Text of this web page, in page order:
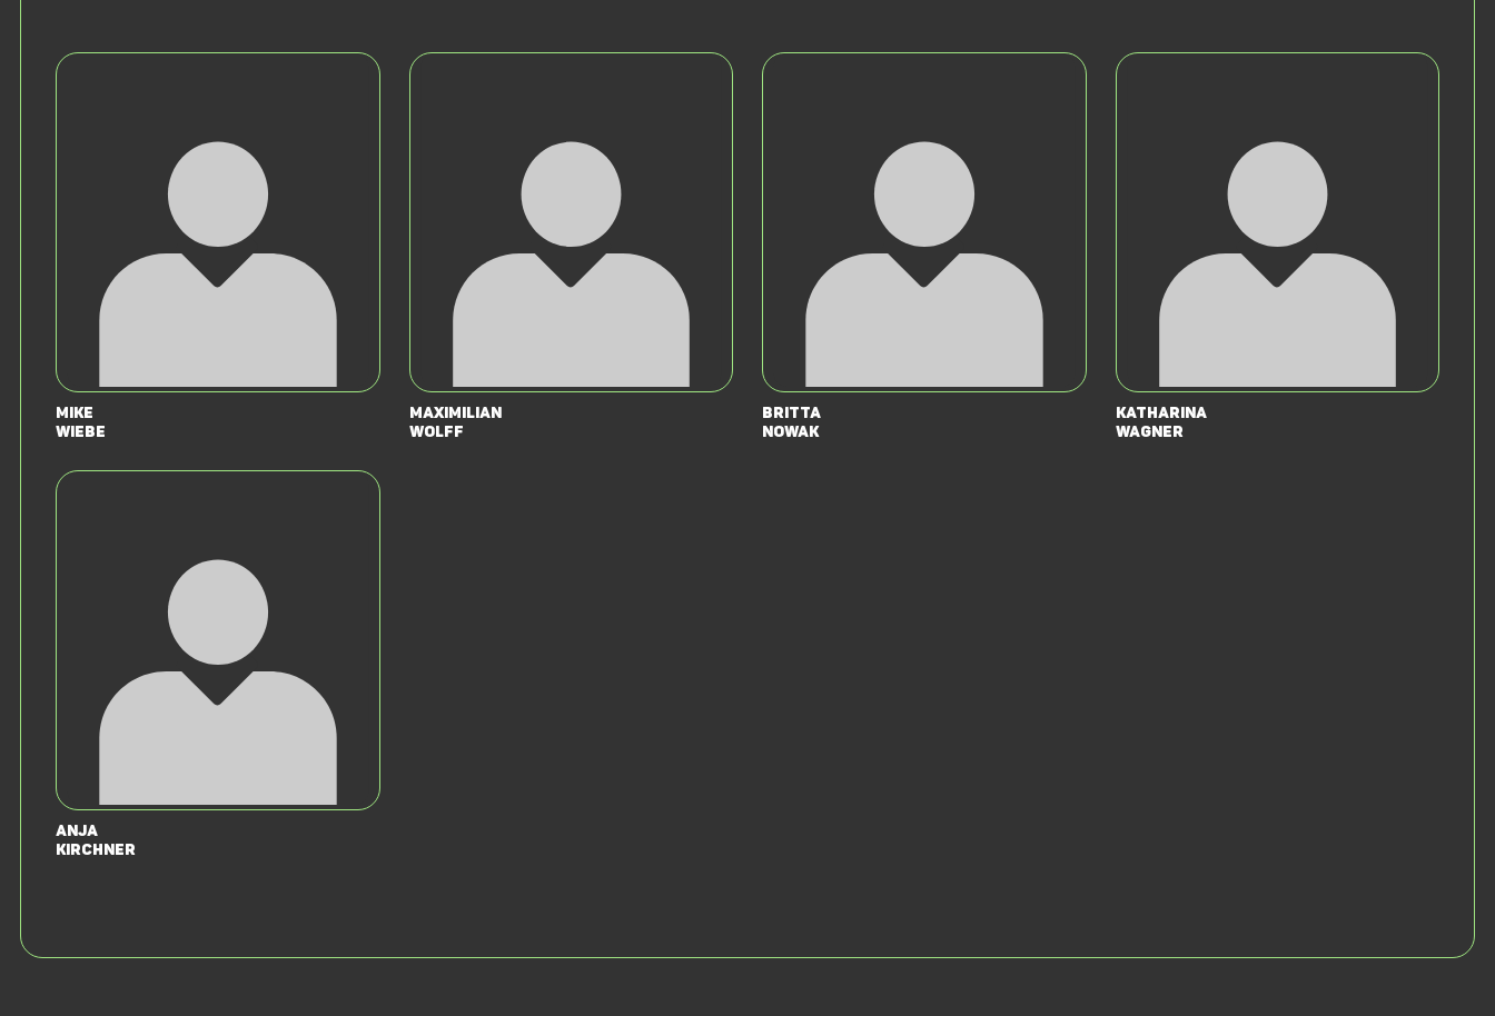
Mike
Wiebe
Maximilian
Wolff
Britta
Nowak
Katharina
Wagner
Anja
Kirchner